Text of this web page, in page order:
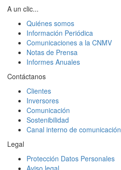
A un clic...
Quiénes somos
Información Periódica
Comunicaciones a la CNMV
Notas de Prensa
Informes Anuales
Contáctanos
Clientes
Inversores
Comunicación
Sostenibilidad
Canal interno de comunicación
Legal
Protección Datos Personales